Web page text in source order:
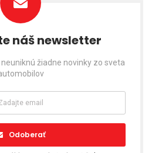
náš newsletter
žiadne novinky zo sveta
Odoberať